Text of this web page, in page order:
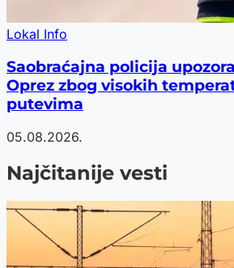
Lokal Info
Saobraćajna policija
Oprez zbog visokih
putevima
05.08.2026.
Najčitanije vesti